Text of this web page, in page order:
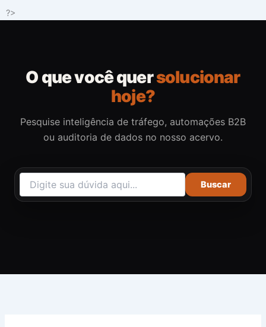
para
?>
O que você quersolucionar
hoje?
Pesquise inteligência de tráfego, automações B2B
ou auditoria de dados no nosso acervo.
Buscar